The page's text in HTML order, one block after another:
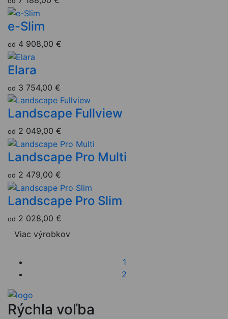
e-Slim
od 4 908,00 €
Elara
od 3 754,00 €
Landscape Fullview
od 2 049,00 €
Landscape Pro Multi
od 2 479,00 €
Landscape Pro Slim
od 2 028,00 €
Viac výrobkov
1
2
Rýchla voľba